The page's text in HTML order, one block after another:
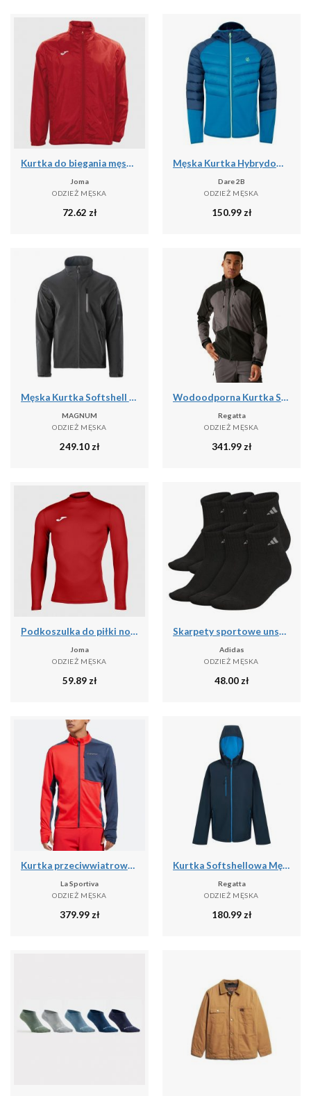
Kurtka do biegania męska Joma Iris przeciwdeszczowa
Joma
ODZIEŻ MĘSKA
72.62 zł
Męska Kurtka Hybrydowa Torrek
Dare 2B
ODZIEŻ MĘSKA
150.99zł
Męska Kurtka Softshell 2.0 Deer
MAGNUM
ODZIEŻ MĘSKA
249.10zł
Wodoodporna Kurtka Stretch Shell Dla Dorosłych Unisex
Regatta
ODZIEŻ MĘSKA
341.99zł
Podkoszulka do piłki nożnej dla dorosłych Joma Brama Academy z długim rękawem
Joma
ODZIEŻ MĘSKA
59.89zł
Skarpety sportowe unsex Adidas PER ANKLE AA2321 3-PAK
Adidas
ODZIEŻ MĘSKA
48.00zł
Kurtka przeciwwiatrowa męska La Sportiva True North
La Sportiva
ODZIEŻ MĘSKA
379.99zł
Kurtka Softshellowa Męska 2 Warstwy
Regatta
ODZIEŻ MĘSKA
180.99zł